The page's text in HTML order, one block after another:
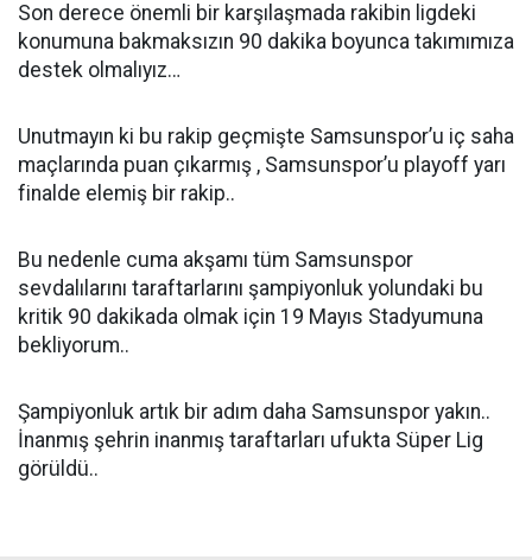
Son derece önemli bir karşılaşmada rakibin ligdeki
konumuna bakmaksızın 90 dakika boyunca takımımıza
destek olmalıyız…
Unutmayın ki bu rakip geçmişte Samsunspor’u iç saha
maçlarında puan çıkarmış , Samsunspor’u playoff yarı
finalde elemiş bir rakip..
Bu nedenle cuma akşamı tüm Samsunspor
sevdalılarını taraftarlarını şampiyonluk yolundaki bu
kritik 90 dakikada olmak için 19 Mayıs Stadyumuna
bekliyorum..
Şampiyonluk artık bir adım daha Samsunspor yakın..
İnanmış şehrin inanmış taraftarları ufukta Süper Lig
görüldü..